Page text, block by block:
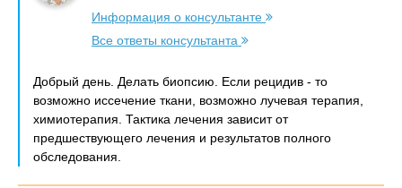
Информация о консультанте
Все ответы консультанта
Добрый день. Делать биопсию. Если рецидив - то
возможно иссечение ткани, возможно лучевая терапия,
химиотерапия. Тактика лечения зависит от
предшествующего лечения и результатов полного
обследования.